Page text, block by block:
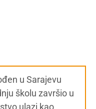
u Sarajevu
školu završio u
ulazi kao